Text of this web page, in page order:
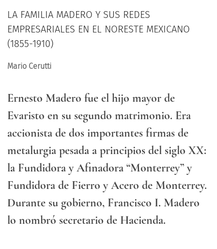
LA FAMILIA MADERO Y SUS REDES
EMPRESARIALES EN EL NORESTE MEXICANO
(1855-1910)
Mario Cerutti
Ernesto Madero fue el hijo mayor de
Evaristo en su segundo matrimonio. Era
accionista de dos importantes firmas de
metalurgia pesada a principios del siglo XX:
la Fundidora y Afinadora “Monterrey” y
Fundidora de Fierro y Acero de Monterrey.
Durante su gobierno, Francisco I. Madero
lo nombró secretario de Hacienda.